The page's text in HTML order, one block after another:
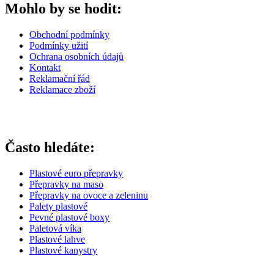
Mohlo by se hodit:
Obchodní podmínky
Podmínky užití
Ochrana osobních údajů
Kontakt
Reklamační řád
Reklamace zboží
Často hledáte:
Plastové euro přepravky
Přepravky na maso
Přepravky na ovoce a zeleninu
Palety plastové
Pevné plastové boxy
Paletová víka
Plastové lahve
Plastové kanystry